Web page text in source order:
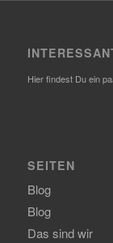
Hier findest Du ein
SEITEN
Blog
Blog
Das sind wir